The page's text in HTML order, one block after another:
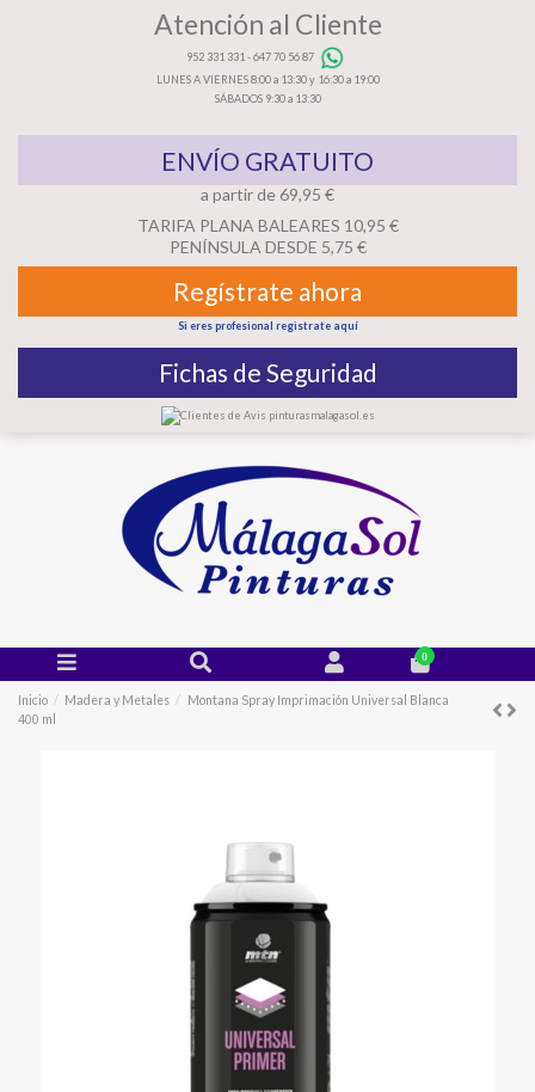
Atención al Cliente
952 331 331 -647 70 56 87
LUNES A VIERNES 8:00 a 13:30 y 16:30 a 19:00
SÁBADOS 9:30 a 13:30
ENVÍO GRATUITO
a partir de 69,95 €
TARIFA PLANA BALEARES 10,95 €
PENÍNSULA DESDE 5,75 €
Regístrate ahora
Si eres profesional registrate aquí
Fichas de Seguridad
0
Inicio Madera y Metales
Montana Spray Imprimación Universal Blanca
400 ml